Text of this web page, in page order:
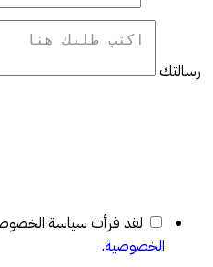
رسالتك
لقد قرأت سياسة
الخصوصية.